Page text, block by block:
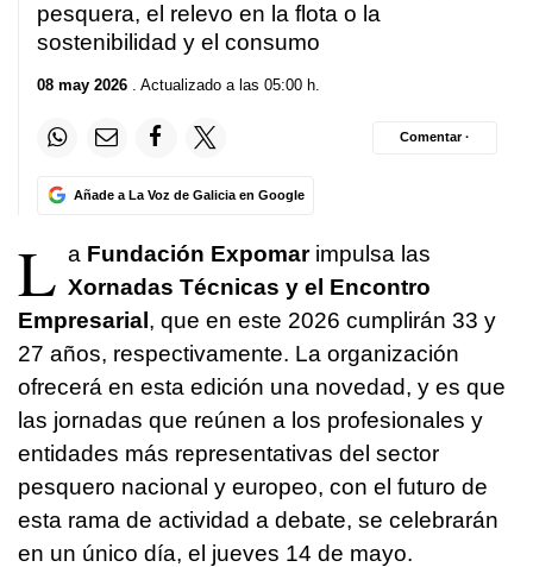
pesquera, el relevo en la flota o la
sostenibilidad y el consumo
08 may 2026 . Actualizado a las 05:00 h.
Añade a La Voz de Galicia en Google
Comentar ·
L a Fundación Expomarimpulsa las
Xornadas Técnicas y el Encontro
Empresarial, que en este 2026 cumplirán 33 y
27 años, respectivamente. La organización
ofrecerá en esta edición una novedad, y es que
las jornadas que reúnen a los profesionales y
entidades más representativas del sector
pesquero nacional y europeo, con el futuro de
esta rama de actividad a debate, se celebrarán
en un único día, el jueves 14 de mayo.